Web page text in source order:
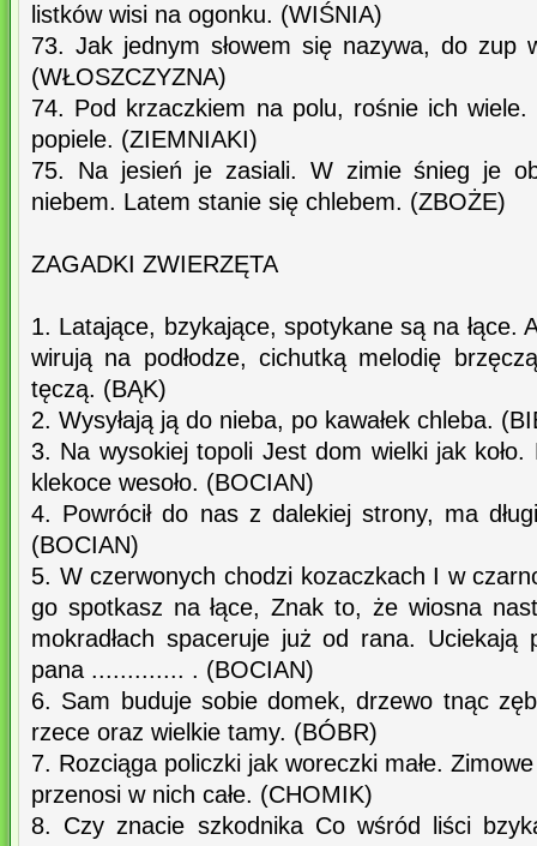
listków wisi na ogonku. (WIŚNIA)
73. Jak jednym słowem się nazywa, do zup
(WŁOSZCZYZNA)
74. Pod krzaczkiem na polu, rośnie ich
popiele. (ZIEMNIAKI)
75. Na jesień je zasiali. W zimie śnieg je
niebem. Latem stanie się chlebem. (ZBOŻE)
ZAGADKI ZWIERZĘTA
1. Latające, bzykające, spotykane są na łące.
wirują na podłodze, cichutką melodię
tęczą. (BĄK)
2. Wysyłają ją do nieba, po kawałek chleba.
3. Na wysokiej topoli Jest dom wielki jak koło.
klekoce wesoło. (BOCIAN)
4. Powrócił do nas z dalekiej strony, ma
(BOCIAN)
5. W czerwonych chodzi kozaczkach I w
go spotkasz na łące, Znak to, że wiosna
mokradłach spaceruje już od rana.
pana ............. . (BOCIAN)
6. Sam buduje sobie domek, drzewo tnąc
rzece oraz wielkie tamy. (BÓBR)
7. Rozciąga policzki jak woreczki małe.
przenosi w nich całe. (CHOMIK)
8. Czy znacie szkodnika Co wśród liści